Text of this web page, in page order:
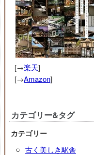
[→楽天]
[→Amazon]
カテゴリー&タグ
カテゴリー
古く美しき駅舎